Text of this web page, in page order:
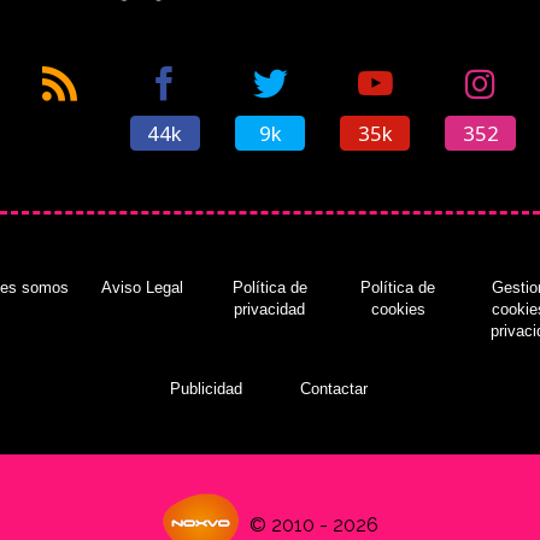
44k 9k 35k 352
somos Aviso Legal
Política de
privacidad
Política de
cookies
Publicidad Contactar
© 2010 - 2026